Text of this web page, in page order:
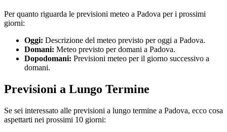
Per quanto riguarda le previsioni meteo a Padova per i prossimi
giorni:
Oggi: Descrizione del meteo previsto per oggi a Padova.
Domani: Meteo previsto per domani a Padova.
Dopodomani: Previsioni meteo per il giorno successivo a
domani.
Previsioni a Lungo Termine
Se sei interessato alle previsioni a lungo termine a Padova, ecco cosa
aspettarti nei prossimi 10 giorni: